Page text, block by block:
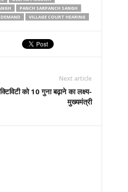
PANCH SARPANCH SANGH
VILLAGE COURT HEARING
Next article
को 10 गुना बढ़ाने का लक्ष्य-
मुख्यमंत्री